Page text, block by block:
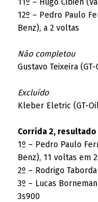
11º – Hugo Cibien
12º – Pedro Paulo
Benz), a 2 voltas
Não completou
Gustavo Teixeira
Excluído
Kleber Eletric (GT-
Corrida 2,
1º – Pedro Paulo
Benz), 11 voltas em
2º – Rodrigo
3º – Lucas
3s900